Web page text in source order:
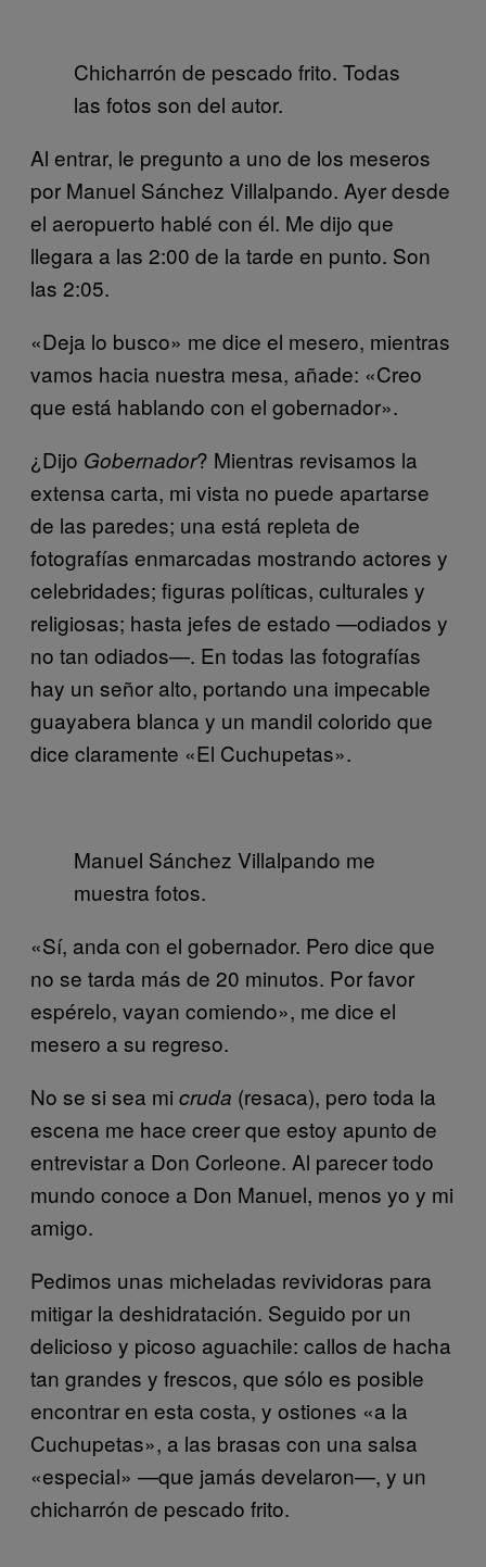
Chicharrón de pescado frito. Todas
las fotos son del autor.
Al entrar, le pregunto a uno de los meseros
por Manuel Sánchez Villalpando. Ayer desde
el aeropuerto hablé con él. Me dijo que
llegara a las 2:00 de la tarde en punto. Son
las 2:05.
«Deja lo busco» me dice el mesero, mientras
vamos hacia nuestra mesa, añade: «Creo
que está hablando con el gobernador».
¿Dijo Gobernador? Mientras revisamos la
extensa carta, mi vista no puede apartarse
de las paredes; una está repleta de
fotografías enmarcadas mostrando actores y
celebridades; figuras políticas, culturales y
religiosas; hasta jefes de estado —odiados y
no tan odiados—. En todas las fotografías
hay un señor alto, portando una impecable
guayabera blanca y un mandil colorido que
dice claramente «El Cuchupetas».
Manuel Sánchez Villalpando me
muestra fotos.
«Sí, anda con el gobernador. Pero dice que
no se tarda más de 20 minutos. Por favor
espérelo, vayan comiendo», me dice el
mesero a su regreso.
No se si sea mi cruda (resaca), pero toda la
escena me hace creer que estoy apunto de
entrevistar a Don Corleone. Al parecer todo
mundo conoce a Don Manuel, menos yo y mi
amigo.
Pedimos unas micheladas revividoras para
mitigar la deshidratación. Seguido por un
delicioso y picoso aguachile: callos de hacha
tan grandes y frescos, que sólo es posible
encontrar en esta costa, y ostiones «a la
Cuchupetas», a las brasas con una salsa
«especial» —que jamás develaron—, y un
chicharrón de pescado frito.